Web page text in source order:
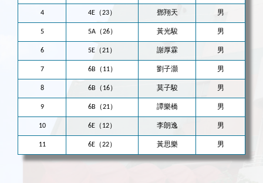
4 4E（23） 鄧翔天 男
5 5A（26） 黃光駿 男
6 5E（21） 謝厚霖 男
7 6B（11） 劉子灝 男
8 6B（16） 莫子駿 男
9 6B（21） 譚樂橋 男
10 6E（12） 李朗逸 男
11 6E（22） 黃思樂 男